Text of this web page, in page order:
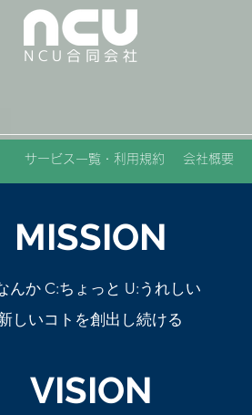
NCU合同会社
サービス一覧・利用規約 会社概要
MISSION
んか C:ちょっと U:うれしい
しいコトを創出し続ける
VISION